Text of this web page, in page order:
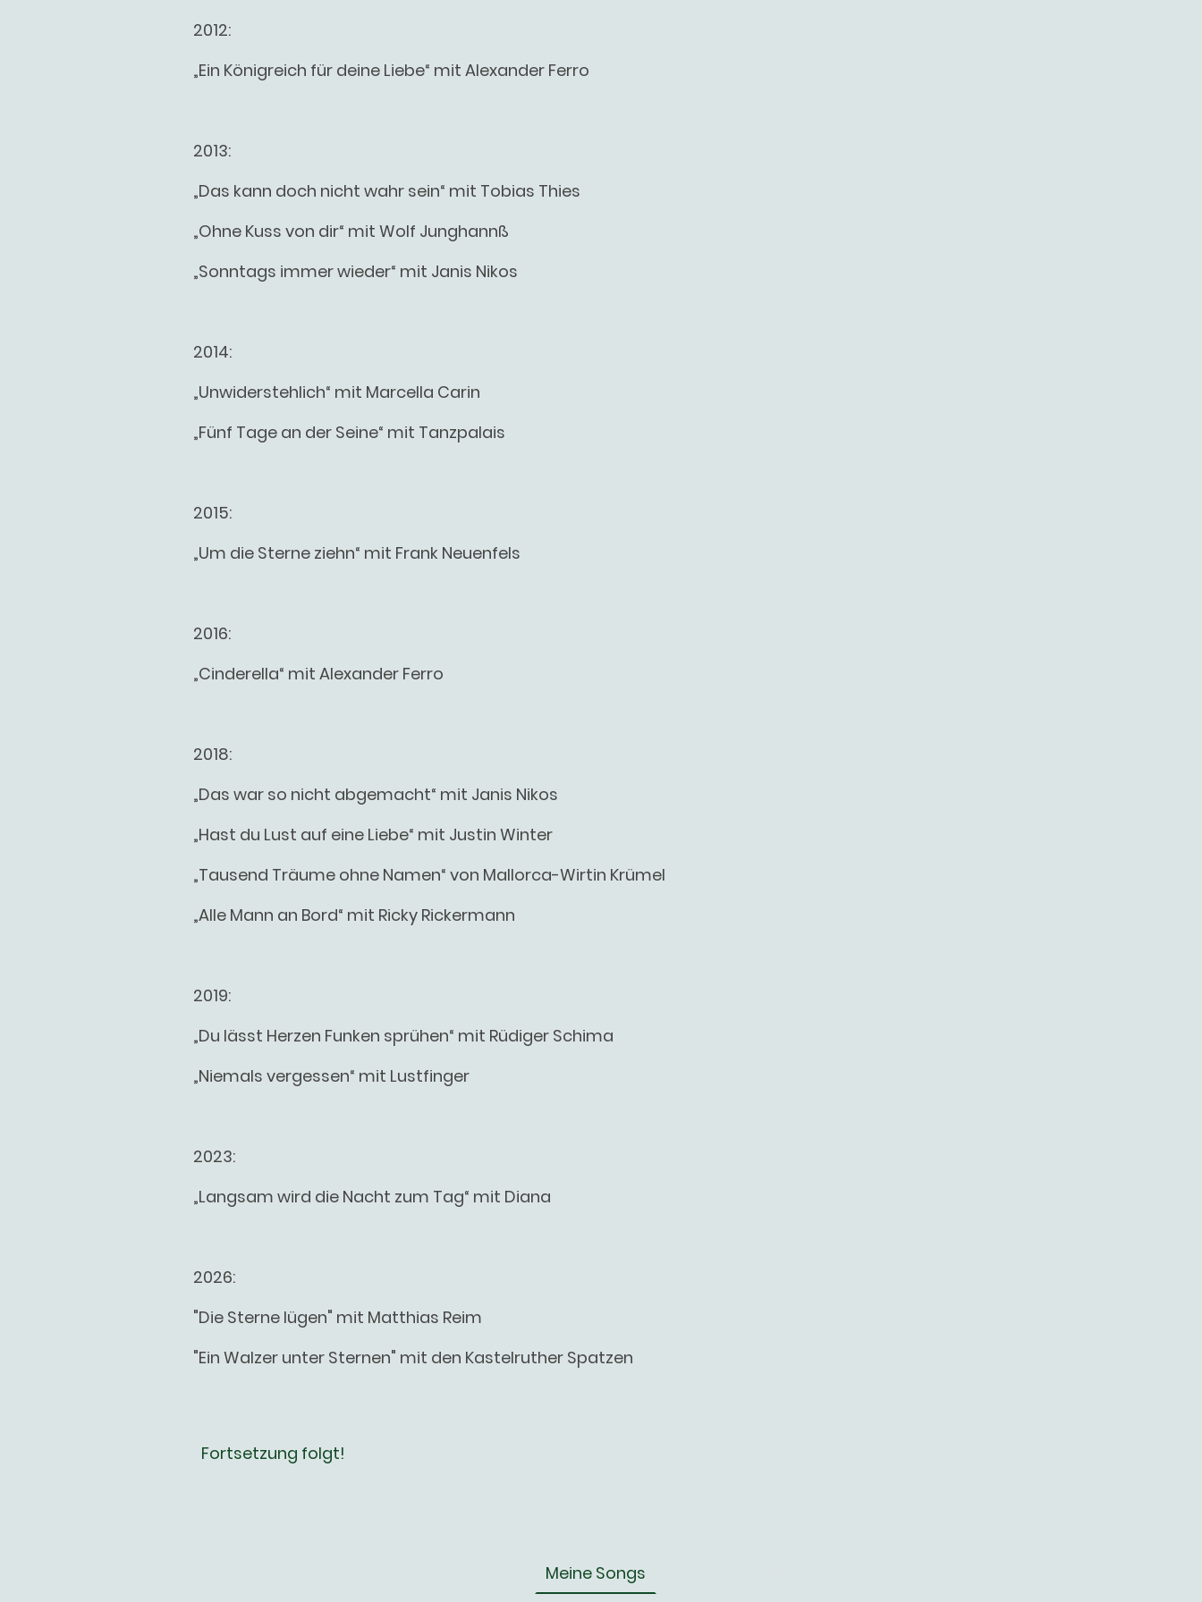
2012:
„Ein Königreich für deine Liebe“ mit Alexander Ferro
2013:
„Das kann doch nicht wahr sein“ mit Tobias Thies
„Ohne Kuss von dir“ mit Wolf Junghannß
„Sonntags immer wieder“ mit Janis Nikos
2014:
„Unwiderstehlich“ mit Marcella Carin
„Fünf Tage an der Seine“ mit Tanzpalais
2015:
„Um die Sterne ziehn“ mit Frank Neuenfels
2016:
„Cinderella“ mit Alexander Ferro
2018:
„Das war so nicht abgemacht“ mit Janis Nikos
„Hast du Lust auf eine Liebe“ mit Justin Winter
„Tausend Träume ohne Namen“ von Mallorca-Wirtin Krümel
„Alle Mann an Bord“ mit Ricky Rickermann
2019:
„Du lässt Herzen Funken sprühen“ mit Rüdiger Schima
„Niemals vergessen“ mit Lustfinger
2023:
„Langsam wird die Nacht zum Tag“ mit Diana
2026:
"Die Sterne lügen" mit Matthias Reim
"Ein Walzer unter Sternen" mit den Kastelruther Spatzen
Fortsetzung folgt!
Meine Songs